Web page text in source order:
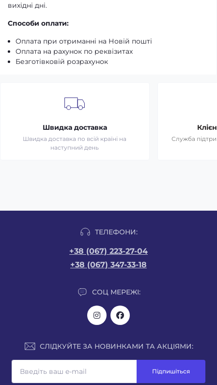
вихідні дні.
Способи оплати:
Оплата при отриманні на Новій пошті
Оплата на рахунок по реквізитах
Безготівковій розрахунок
Швидка доставка
Швидка доставка по всій країні на
наступний день
Служба
ТЕЛЕФОНИ:
+38 (067) 223-27-04
+38 (067) 347-33-18
СОЦ МЕРЕЖІ:
СЛІДКУЙТЕ ЗА НОВИНКАМИ ТА АКЦІЯМИ:
Підпишіться